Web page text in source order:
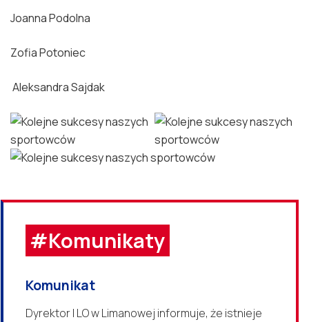
Joanna Podolna
Zofia Potoniec
Aleksandra Sajdak
#Komunikaty
Komunikat
Dyrektor I LO w Limanowej informuje, że istnieje